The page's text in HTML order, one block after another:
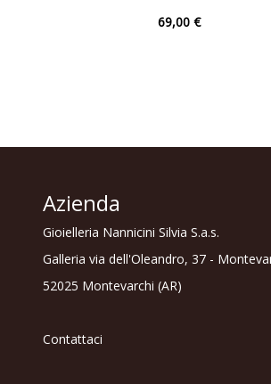
69,00 €
Azienda
Gioielleria Nannicini Silvia S.a.s.
Galleria via dell'Oleandro, 37 -
52025 Montevarchi (AR)
Contattaci